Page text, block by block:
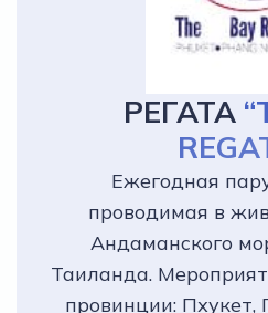
РЕГАТА
Ежегодная
проводимая в
Андаманского
Таиланда.
провинции: Пхукет,